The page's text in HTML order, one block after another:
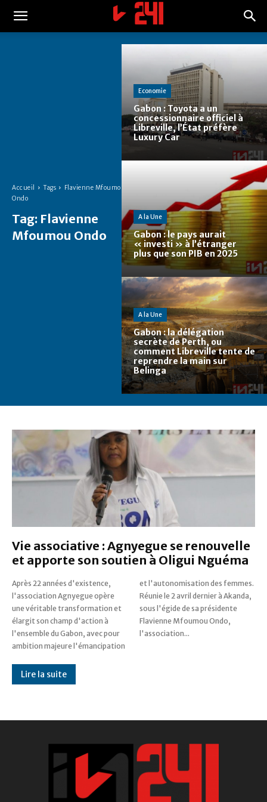
Accueil Tags
Flavienne Mfoumou
Ondo
Tag: Flavienne
Mfoumou Ondo
Economie
Gabon : Toyota a un
concessionnaire officiel à
Libreville, l’État préfère
Luxury Car
A la Une
Gabon : le pays aurait
« investi » à l’étranger
plus que son PIB en 2025
A la Une
Gabon : la délégation
secrète de Perth, ou
comment Libreville tente de
reprendre la main sur
Belinga
Vie associative : Agnyegue se renouvelle
et apporte son soutien à Oligui Nguéma
Après 22 années d'existence,
l'association Agnyegue opère
une véritable transformation et
élargit son champ d'action à
l'ensemble du Gabon, avec pour
ambition majeure l'émancipation
et l'autonomisation des femmes.
Réunie le 2 avril dernier à Akanda,
sous l'égide de sa présidente
Flavienne Mfoumou Ondo,
l'association...
Lire la suite